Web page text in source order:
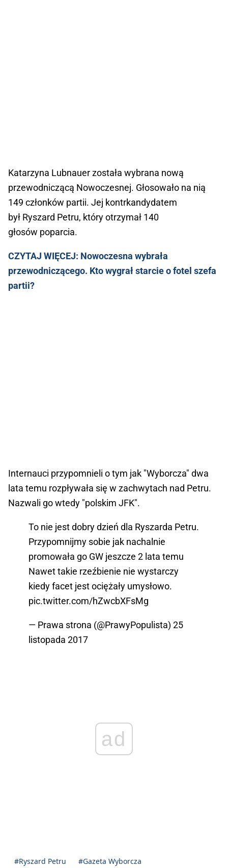
Katarzyna Lubnauer została wybrana nową
przewodniczącą Nowoczesnej. Głosowało na nią
149 członków partii. Jej kontrkandydatem
był Ryszard Petru, który otrzymał 140
głosów poparcia.
CZYTAJ WIĘCEJ: Nowoczesna wybrała
przewodniczącego. Kto wygrał starcie o fotel szefa
partii?
Internauci przypomnieli o tym jak "Wyborcza" dwa
lata temu rozpływała się w zachwytach nad Petru.
Nazwali go wtedy "polskim JFK".
To nie jest dobry dzień dla Ryszarda Petru.
Przypomnijmy sobie jak nachalnie
promowała go GW jeszcze 2 lata temu
Nawet takie rzeźbienie nie wystarczy
kiedy facet jest ociężały umysłowo.
pic.twitter.com/hZwcbXFsMg
— Prawa strona (@PrawyPopulista) 25
listopada 2017
ad
#Ryszard Petru #Gazeta Wyborcza